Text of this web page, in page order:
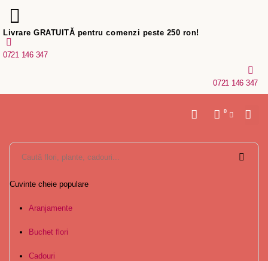
Livrare GRATUITĂ pentru comenzi peste 250 ron!
0721 146 347
0721 146 347
0
Cuvinte cheie populare
Aranjamente
Buchet flori
Cadouri